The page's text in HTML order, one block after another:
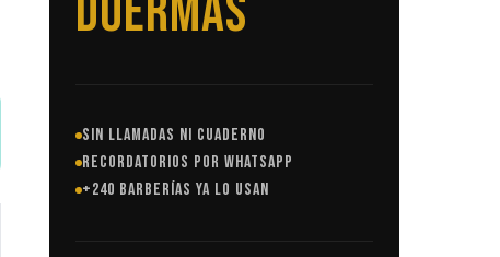
SIN LLAMADAS NI CUADERNO
RECORDATORIOS POR WHATSAPP
+240 BARBERÍAS YA LO USAN